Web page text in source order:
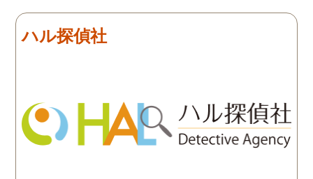
ださったので安心して悩み
を話せました。他はどうか
た私のケアをしっかりして
くださったおかげで、今は
元気に過ごせています。
した、調査料金は決して
も東京駅前相談室にお願
して良かったと思ってい
す。
ハル探偵社